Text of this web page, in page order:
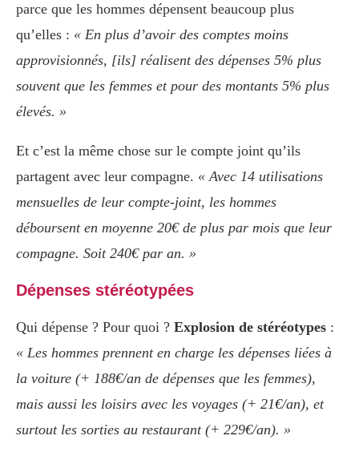
parce que les hommes dépensent beaucoup plus
qu’elles : « En plus d’avoir des comptes moins
approvisionnés, [ils] réalisent des dépenses 5% plus
souvent que les femmes et pour des montants 5% plus
élevés. »
Et c’est la même chose sur le compte joint qu’ils
partagent avec leur compagne. « Avec 14 utilisations
mensuelles de leur compte-joint, les hommes
déboursent en moyenne 20€ de plus par mois que leur
compagne. Soit 240€ par an. »
Dépenses stéréotypées
Qui dépense ? Pour quoi ? Explosion de stéréotypes :
« Les hommes prennent en charge les dépenses liées à
la voiture (+ 188€/an de dépenses que les femmes),
mais aussi les loisirs avec les voyages (+ 21€/an), et
surtout les sorties au restaurant (+ 229€/an). »